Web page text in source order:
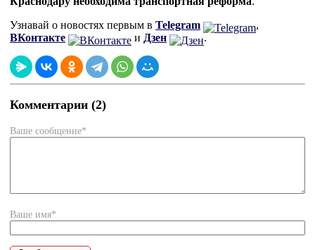
Узнавай о новостях первым в Telegram
,
ВКонтакте
и Дзен .
Комментарии (2)
Ваше сообщение*
Ваше имя*